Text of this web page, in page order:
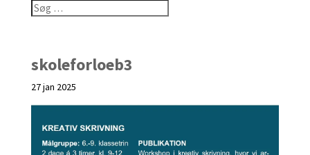
skoleforloeb3
27 jan 2025